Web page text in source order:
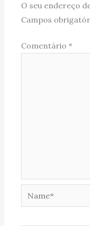
O seu endereço
Campos
Comentário *
Name*